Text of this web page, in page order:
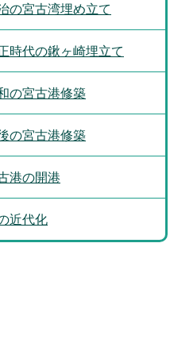
の宮古湾埋め立て
時代の鍬ヶ崎埋立て
の宮古港修築
の宮古港修築
港の開港
近代化